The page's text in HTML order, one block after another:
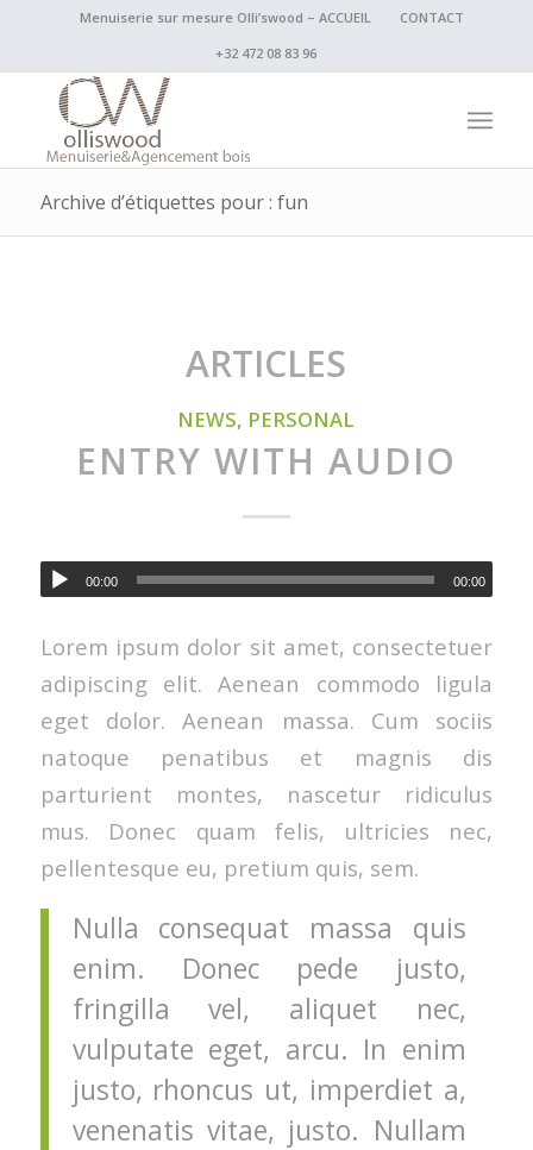
Menuiserie sur mesure Olli’swood – ACCUEIL
CONTACT
+32 472 08 83 96
Archive d’étiquettes pour : fun
ARTICLES
NEWS, PERSONAL
ENTRY WITH AUDIO
00:00 00:00
Lorem ipsum dolor sit amet, consectetuer
adipiscing elit. Aenean commodo ligula
eget dolor. Aenean massa. Cum sociis
natoque penatibus et magnis dis
parturient montes, nascetur ridiculus
mus. Donec quam felis, ultricies nec,
pellentesque eu, pretium quis, sem.
Nulla consequat massa quis
enim. Donec pede justo,
fringilla vel, aliquet nec,
vulputate eget, arcu. In enim
justo, rhoncus ut, imperdiet a,
venenatis vitae, justo. Nullam